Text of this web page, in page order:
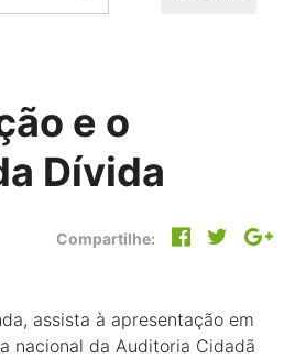
e o
Dívida
Compartilhe:
assista à apresentação em
nacional da Auditoria Cidadã